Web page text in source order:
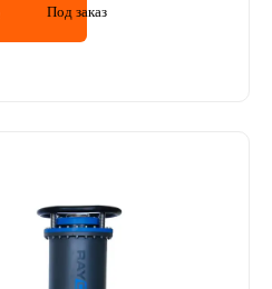
Под заказ